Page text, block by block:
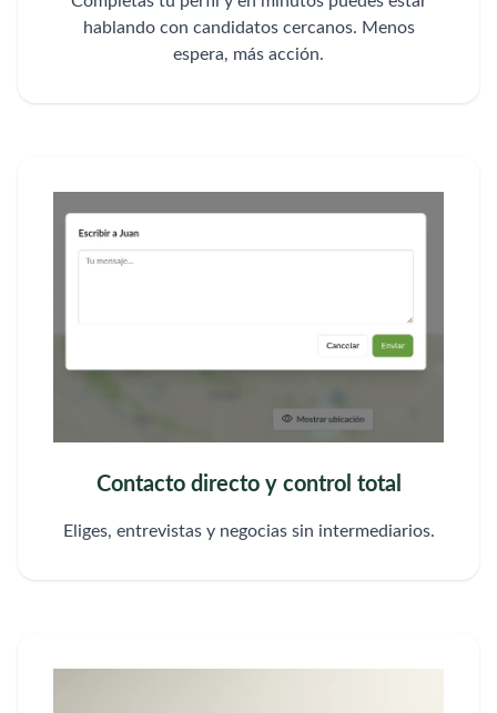
hablando con candidatos cercanos. Menos
espera, más acción.
Contacto directo y control total
Eliges, entrevistas y negocias sin intermediarios.